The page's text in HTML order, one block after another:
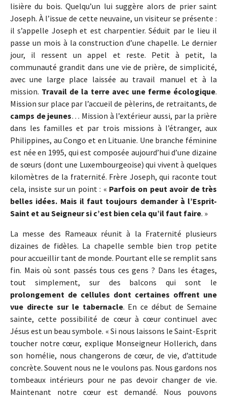
lisière du bois. Quelqu’un lui suggère alors de prier saint
Joseph. À l’issue de cette neuvaine, un visiteur se présente :
il s’appelle Joseph et est charpentier. Séduit par le lieu il
passe un mois à la construction d’une chapelle. Le dernier
jour, il ressent un appel et reste. Petit à petit, la
communauté grandit dans une vie de prière, de simplicité,
avec une large place laissée au travail manuel et à la
mission. Travail de la terre avec une ferme écologique.
Mission sur place par l’accueil de pèlerins, de retraitants, de
camps de jeunes… Mission à l’extérieur aussi, par la prière
dans les familles et par trois missions à l’étranger, aux
Philippines, au Congo et en Lituanie. Une branche féminine
est née en 1995, qui est composée aujourd’hui d’une dizaine
de sœurs (dont une Luxembourgeoise) qui vivent à quelques
kilomètres de la fraternité. Frère Joseph, qui raconte tout
cela, insiste sur un point : « Parfois on peut avoir de très
belles idées. Mais il faut toujours demander à l’Esprit-
Saint et au Seigneur si c’est bien cela qu’il faut faire. »
La messe des Rameaux réunit à la Fraternité plusieurs
dizaines de fidèles. La chapelle semble bien trop petite
pour accueillir tant de monde. Pourtant elle se remplit sans
fin. Mais où sont passés tous ces gens ? Dans les étages,
tout simplement, sur des balcons qui sont le
prolongement de cellules dont certaines offrent une
vue directe sur le tabernacle. En ce début de Semaine
sainte, cette possibilité de cœur à cœur continuel avec
Jésus est un beau symbole. « Si nous laissons le Saint-Esprit
toucher notre cœur, explique Monseigneur Hollerich, dans
son homélie, nous changerons de cœur, de vie, d’attitude
concrète. Souvent nous ne le voulons pas. Nous gardons nos
tombeaux intérieurs pour ne pas devoir changer de vie.
Maintenant notre cœur est demandé. Nous pouvons